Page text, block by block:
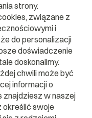
słowniku.
jestPHP 7.4
strony.
związane z
i
do personalizacji
doświadczenie
doskonalimy.
chwili może być
informacji o
znajdziesz w naszej
określić swoje